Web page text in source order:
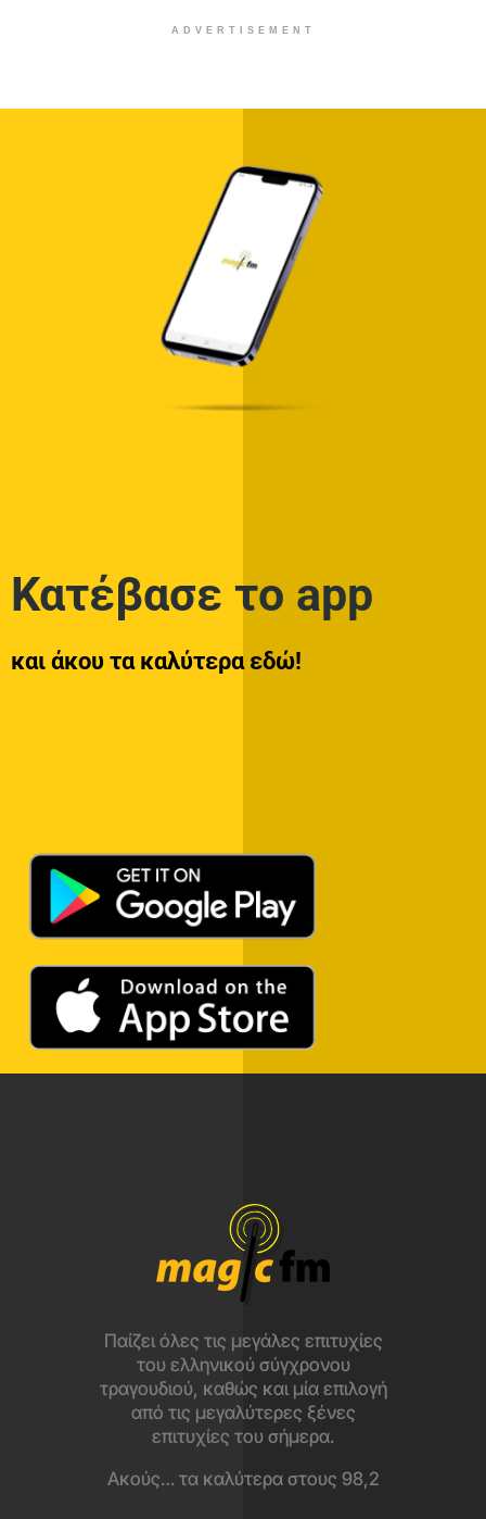
ADVERTISEMENT
Κατέβασε το app
και άκου τα καλύτερα εδώ!
Παίζει όλες τις μεγάλες επιτυχίες
του ελληνικού σύγχρονου
τραγουδιού, καθώς και μία επιλογή
από τις μεγαλύτερες ξένες
επιτυχίες του σήμερα.
Ακούς… τα καλύτερα στους 98,2